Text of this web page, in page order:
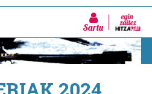
Sartu
2024